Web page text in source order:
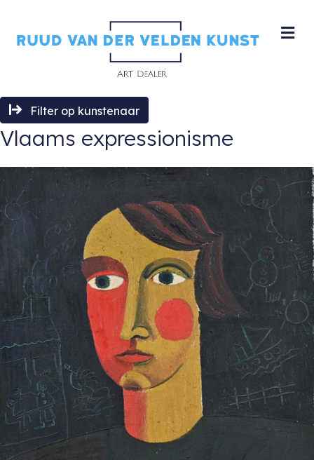
Filter op kunstenaar
Vlaams expressionisme